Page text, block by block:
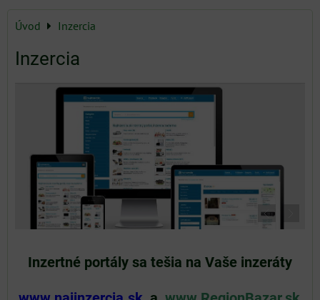
Úvod Inzercia
Inzercia
Inzertné portály sa tešia na Vaše inzeráty